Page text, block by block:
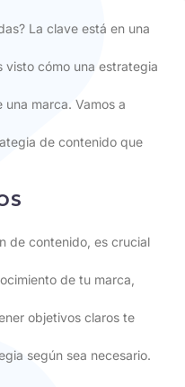
La clave está en una
visto cómo una estrategia
marca. Vamos a
de contenido que
de contenido, es crucial
de tu marca,
objetivos claros te
según sea necesario.